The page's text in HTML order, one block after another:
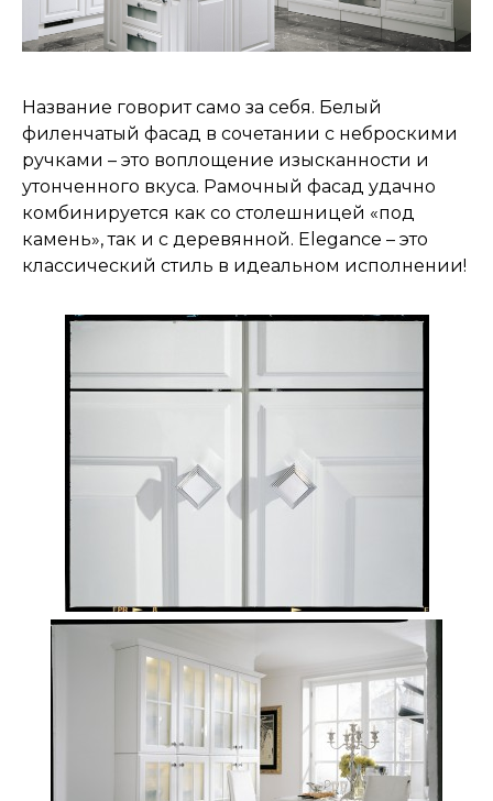
Название говорит само за себя. Белый
филенчатый фасад в сочетании с неброскими
ручками – это воплощение изысканности и
утонченного вкуса. Рамочный фасад удачно
комбинируется как со столешницей «под
камень», так и с деревянной. Elegance – это
классический стиль в идеальном исполнении!